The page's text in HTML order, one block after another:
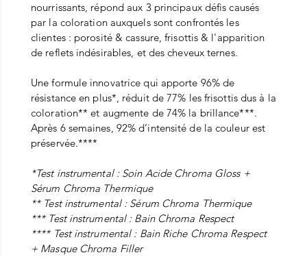
nourrissants, répond aux 3 principaux défis causés
par la coloration auxquels sont confrontés les
clientes : porosité & cassure, frisottis & l'apparition
de reflets indésirables, et des cheveux ternes.
Une formule innovatrice qui apporte 96% de
résistance en plus*, réduit de 77% les frisottis dus à la
coloration** et augmente de 74% la brillance***.
Après 6 semaines, 92% d’intensité de la couleur est
préservée.****
*Test instrumental : Soin Acide Chroma Gloss +
Sérum Chroma Thermique
** Test instrumental : Sérum Chroma Thermique
*** Test instrumental : Bain Chroma Respect
**** Test instrumental : Bain Riche Chroma Respect
+ Masque Chroma Filler